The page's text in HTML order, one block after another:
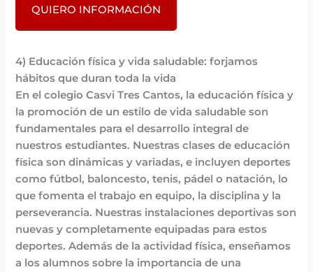
QUIERO INFORMACIÓN
4) Educación física y vida saludable: forjamos
hábitos que duran toda la vida
En el colegio Casvi Tres Cantos, la educación física y
la promoción de un estilo de vida saludable son
fundamentales para el desarrollo integral de
nuestros estudiantes. Nuestras clases de educación
física son dinámicas y variadas, e incluyen deportes
como fútbol, baloncesto, tenis, pádel o natación, lo
que fomenta el trabajo en equipo, la disciplina y la
perseverancia. Nuestras instalaciones deportivas son
nuevas y completamente equipadas para estos
deportes. Además de la actividad física, enseñamos
a los alumnos sobre la importancia de una